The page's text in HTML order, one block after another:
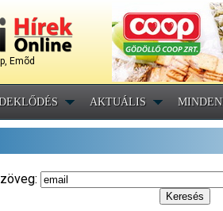
Emõd
AKTUÁLIS